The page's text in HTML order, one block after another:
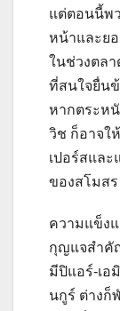
แต่ตอนนี้พ
หน้าและยอ
ในช่วงตล
ที่สนใจยื่น
หากตระห
วิช ก็อาจใ
เปอร์สแล
ของสโมสร
ความแข็ง
กุญแจสําคั
มีปิแอร์-เอ
นกูร์ ต่างก็